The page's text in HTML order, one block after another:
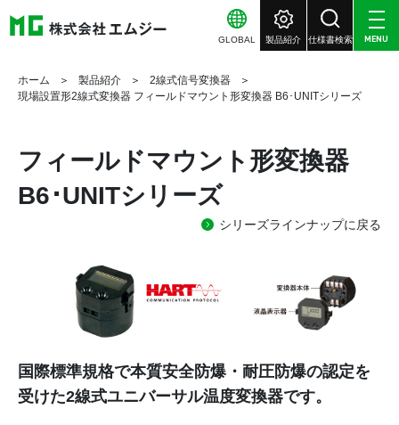
GLOBAL 製品紹介 仕様書検索 MENU
ホーム 製品紹介
2線式信号変換器
現場設置形2線式変換器 フィールドマウント形変換器 B6･UNITシリーズ
フィールドマウント形変換器
B6･UNITシリーズ
シリーズラインナップに戻る
国際標準規格で本質安全防爆・耐圧防爆の認定を
受けた2線式ユニバーサル温度変換器です。